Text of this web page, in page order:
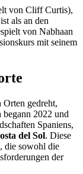
von Cliff Curtis),
als an den
von Nabhaan
mit seinem
Orten gedreht,
2022 und
Spaniens,
del Sol. Diese
die sowohl die
der